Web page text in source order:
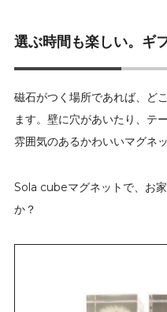
選ぶ時間も楽しい。ギ
磁石がつく場所であれば、ど
ます。壁に穴があいたり、テ
雰囲気のあるかわいいマグネッ
Sola cubeマグネットで、お
か？